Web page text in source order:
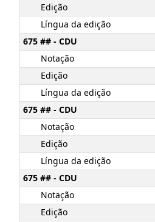
Edição
Língua da edição
675 ## - CDU
Notação
Edição
Língua da edição
675 ## - CDU
Notação
Edição
Língua da edição
675 ## - CDU
Notação
Edição